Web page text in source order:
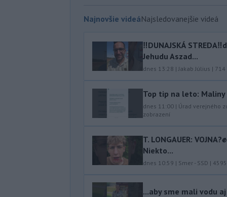
Najnovšie videáNajsledovanejšie videá
‼️DUNAJSKÁ
Jehudu Aszad...
dnes 13:28 | Jakab Július | 714
Top tip na leto:
dnes 11:00 | Úrad verejného
zobrazení
T. LONGAUER:
Niekto...
dnes 10:59 | Smer - SSD | 4595
...aby sme mali vodu